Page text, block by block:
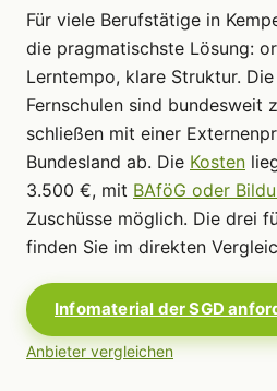
Für viele Berufstätige in
die pragmatischste Lösung:
Lerntempo, klare Struktur.
Fernschulen sind bundesweit
schließen mit einer
Bundesland ab. Die Kosten
3.500 €, mit BAföG oder
Zuschüsse möglich. Die drei
finden Sie im direkten
Infomaterial der SGD
Anbieter vergleichen